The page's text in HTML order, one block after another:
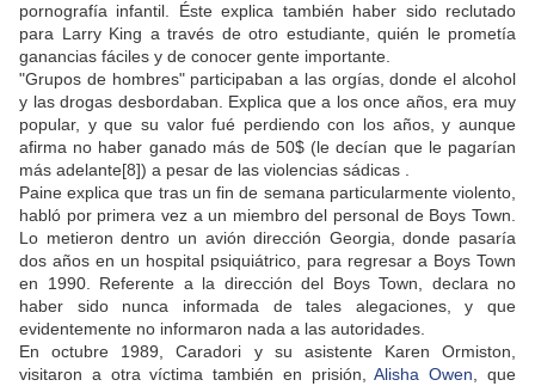
pornografía infantil. Éste explica también haber sido reclutado
para Larry King a través de otro estudiante, quién le prometía
ganancias fáciles y de conocer gente importante.
"Grupos de hombres" participaban a las orgías, donde el alcohol
y las drogas desbordaban. Explica que a los once años, era muy
popular, y que su valor fué perdiendo con los años, y aunque
afirma no haber ganado más de 50$ (le decían que le pagarían
más adelante[8]) a pesar de las violencias sádicas .
Paine explica que tras un fin de semana particularmente violento,
habló por primera vez a un miembro del personal de Boys Town.
Lo metieron dentro un avión dirección Georgia, donde pasaría
dos años en un hospital psiquiátrico, para regresar a Boys Town
en 1990. Referente a la dirección del Boys Town, declara no
haber sido nunca informada de tales alegaciones, y que
evidentemente no informaron nada a las autoridades.
En octubre 1989, Caradori y su asistente Karen Ormiston,
visitaron a otra víctima también en prisión,Alisha Owen , que